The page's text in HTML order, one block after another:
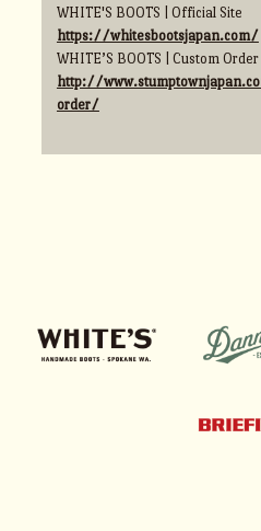
WHITE'S BOOTS | Official Site
https://whitesbootsjapan.com/
WHITE’S BOOTS | Custom Order
http://
order/